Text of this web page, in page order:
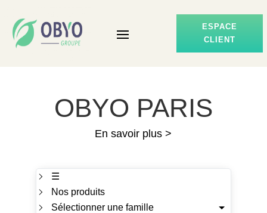
ESPACE
CLIENT
OBYO PARIS
En savoir plus >
☰
Nos produits
Sélectionner une famille